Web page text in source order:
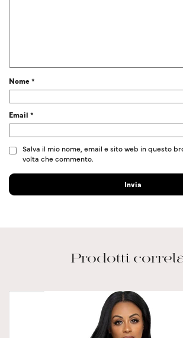
Nome*
Email *
Salva il mio nome, email e sito web in questo
volta che commento.
Prodotti